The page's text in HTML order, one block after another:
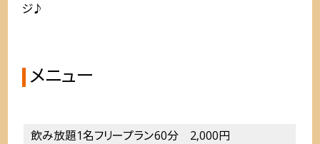
ジ♪
メニュー
飲み放題1名フリープラン60分 2,000円